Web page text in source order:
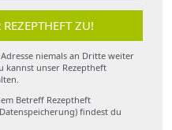
ZU!
niemals an Dritte weiter
kannst unser Rezeptheft
Betreff Rezeptheft
findest du